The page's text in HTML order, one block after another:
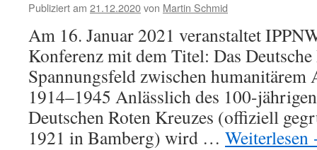
Publiziert am 21.12.2020von Martin Schmid
Am 16. Januar 2021 veranstaltet
Konferenz mit dem Titel: Das
Spannungsfeld zwischen humanitärem
1914–1945 Anlässlich des 100-
Deutschen Roten Kreuzes (offiziell
1921 in Bamberg) wird … Weiterlesen